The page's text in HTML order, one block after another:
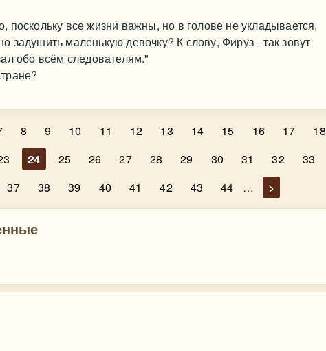
поскольку все жизни важны, но в голове не укладывается,
задушить маленькую девочку? К слову, Фируз - так зовут
обо всём следователям."
8 9 10 11 12 13 14 15 16 17
18
24 25 26 27 28 29 30 31 32
33
37 38 39 40 41 42 43 44 … >